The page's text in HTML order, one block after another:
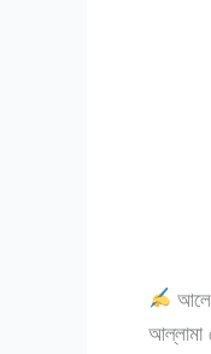
আল্লামা